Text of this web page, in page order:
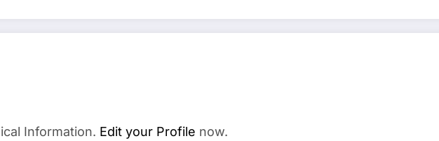
Information. Edit your Profile now.